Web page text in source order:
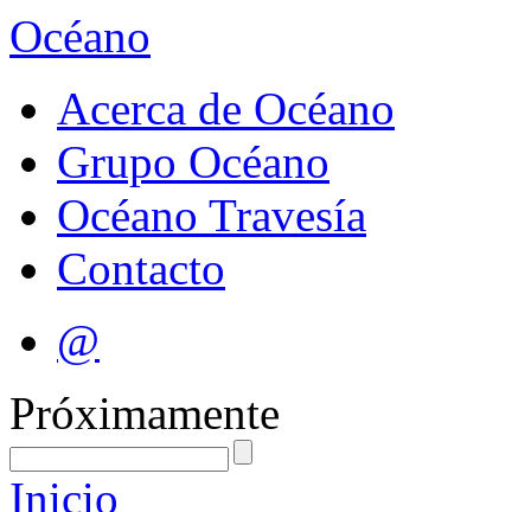
Océano
Acerca de Océano
Grupo Océano
Océano Travesía
Contacto
@
Próximamente
Inicio